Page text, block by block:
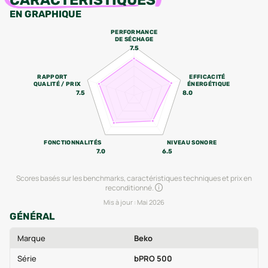
EN GRAPHIQUE
PERFORMANCE
DE SÉCHAGE
7.5
EFFICACITÉ
ÉNERGÉTIQUE
8.0
NIVEAU SONORE
6.5
FONCTIONNALITÉS
7.0
RAPPORT
QUALITÉ / PRIX
7.5
Scores basés sur les benchmarks, caractéristiques techniques et prix en
reconditionné.
Mis à jour : Mai 2026
GÉNÉRAL
Marque
Beko
Série
bPRO 500